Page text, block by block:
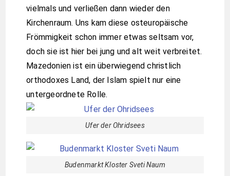
vielmals und verließen dann wieder den
Kirchenraum. Uns kam diese osteuropäische
Frömmigkeit schon immer etwas seltsam vor,
doch sie ist hier bei jung und alt weit verbreitet.
Mazedonien ist ein überwiegend christlich
orthodoxes Land, der Islam spielt nur eine
untergeordnete Rolle.
Ufer der Ohridsees
Budenmarkt Kloster Sveti Naum